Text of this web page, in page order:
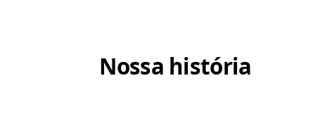
Nossa história